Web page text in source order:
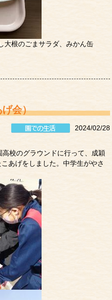
大根のごまサラダ、みかん缶
げ会）
2024/02/28
校のグラウンドに行って、成穎
あげをしました。中学生がやさ